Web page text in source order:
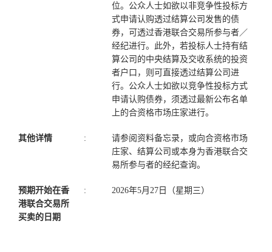
位。公众人士如欲以非竞争性投标方
式申请认购透过结算公司发售的债
券，可透过香港联合交易所参与者／
经纪进行。此外，若投标人士持有结
算公司的中央结算及交收系统的投资
者户口，则可直接透过结算公司进
行。公众人士如欲以竞争性投标方式
申请认购债券，须透过最新公布名单
上的合资格市场庄家进行。
其他详情 :
请参阅资料备忘录，或向合资格市场
庄家、结算公司或本身为香港联合交
易所参与者的经纪查询。
预期开始在香
港联合交易所
买卖的日期
: 2026年5月27日（星期三）